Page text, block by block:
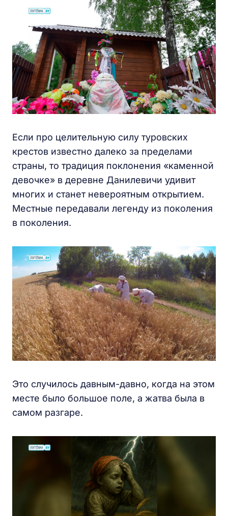
Если про целительную силу туровских
крестов известно далеко за пределами
страны, то традиция поклонения «каменной
девочке» в деревне Данилевичи удивит
многих и станет невероятным открытием.
Местные передавали легенду из поколения
в поколения.
Это случилось давным-давно, когда на этом
месте было большое поле, а жатва была в
самом разгаре.